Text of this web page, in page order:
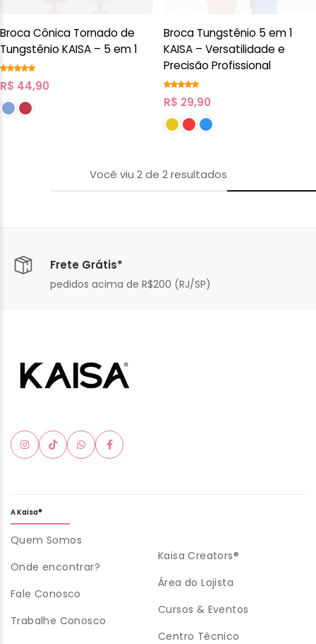
Broca Cônica Tornado de
Tungstênio KAISA – 5 em 1
R$ 44,90
Broca Tungstênio 5 em 1
KAISA – Versatilidade e
Precisão Profissional
R$ 29,90
Você viu 2de 2resultados
Frete Grátis*
pedidos acima de R$200 (RJ/SP)
A Kaisa®
Quem Somos
Onde encontrar?
Fale Conosco
Trabalhe Conosco
Kaisa Creators®
Área do Lojista
Cursos & Eventos
Centro Técnico